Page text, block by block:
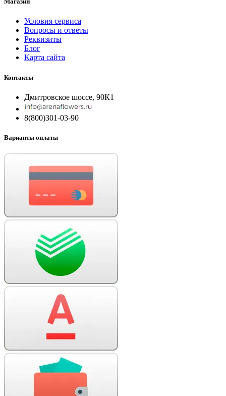
Условия сервиса
Вопросы и ответы
Реквизиты
Блог
Карта сайта
Контакты
Дмитровское шоссе, 90К1
8(800)301-03-90
Варианты оплаты